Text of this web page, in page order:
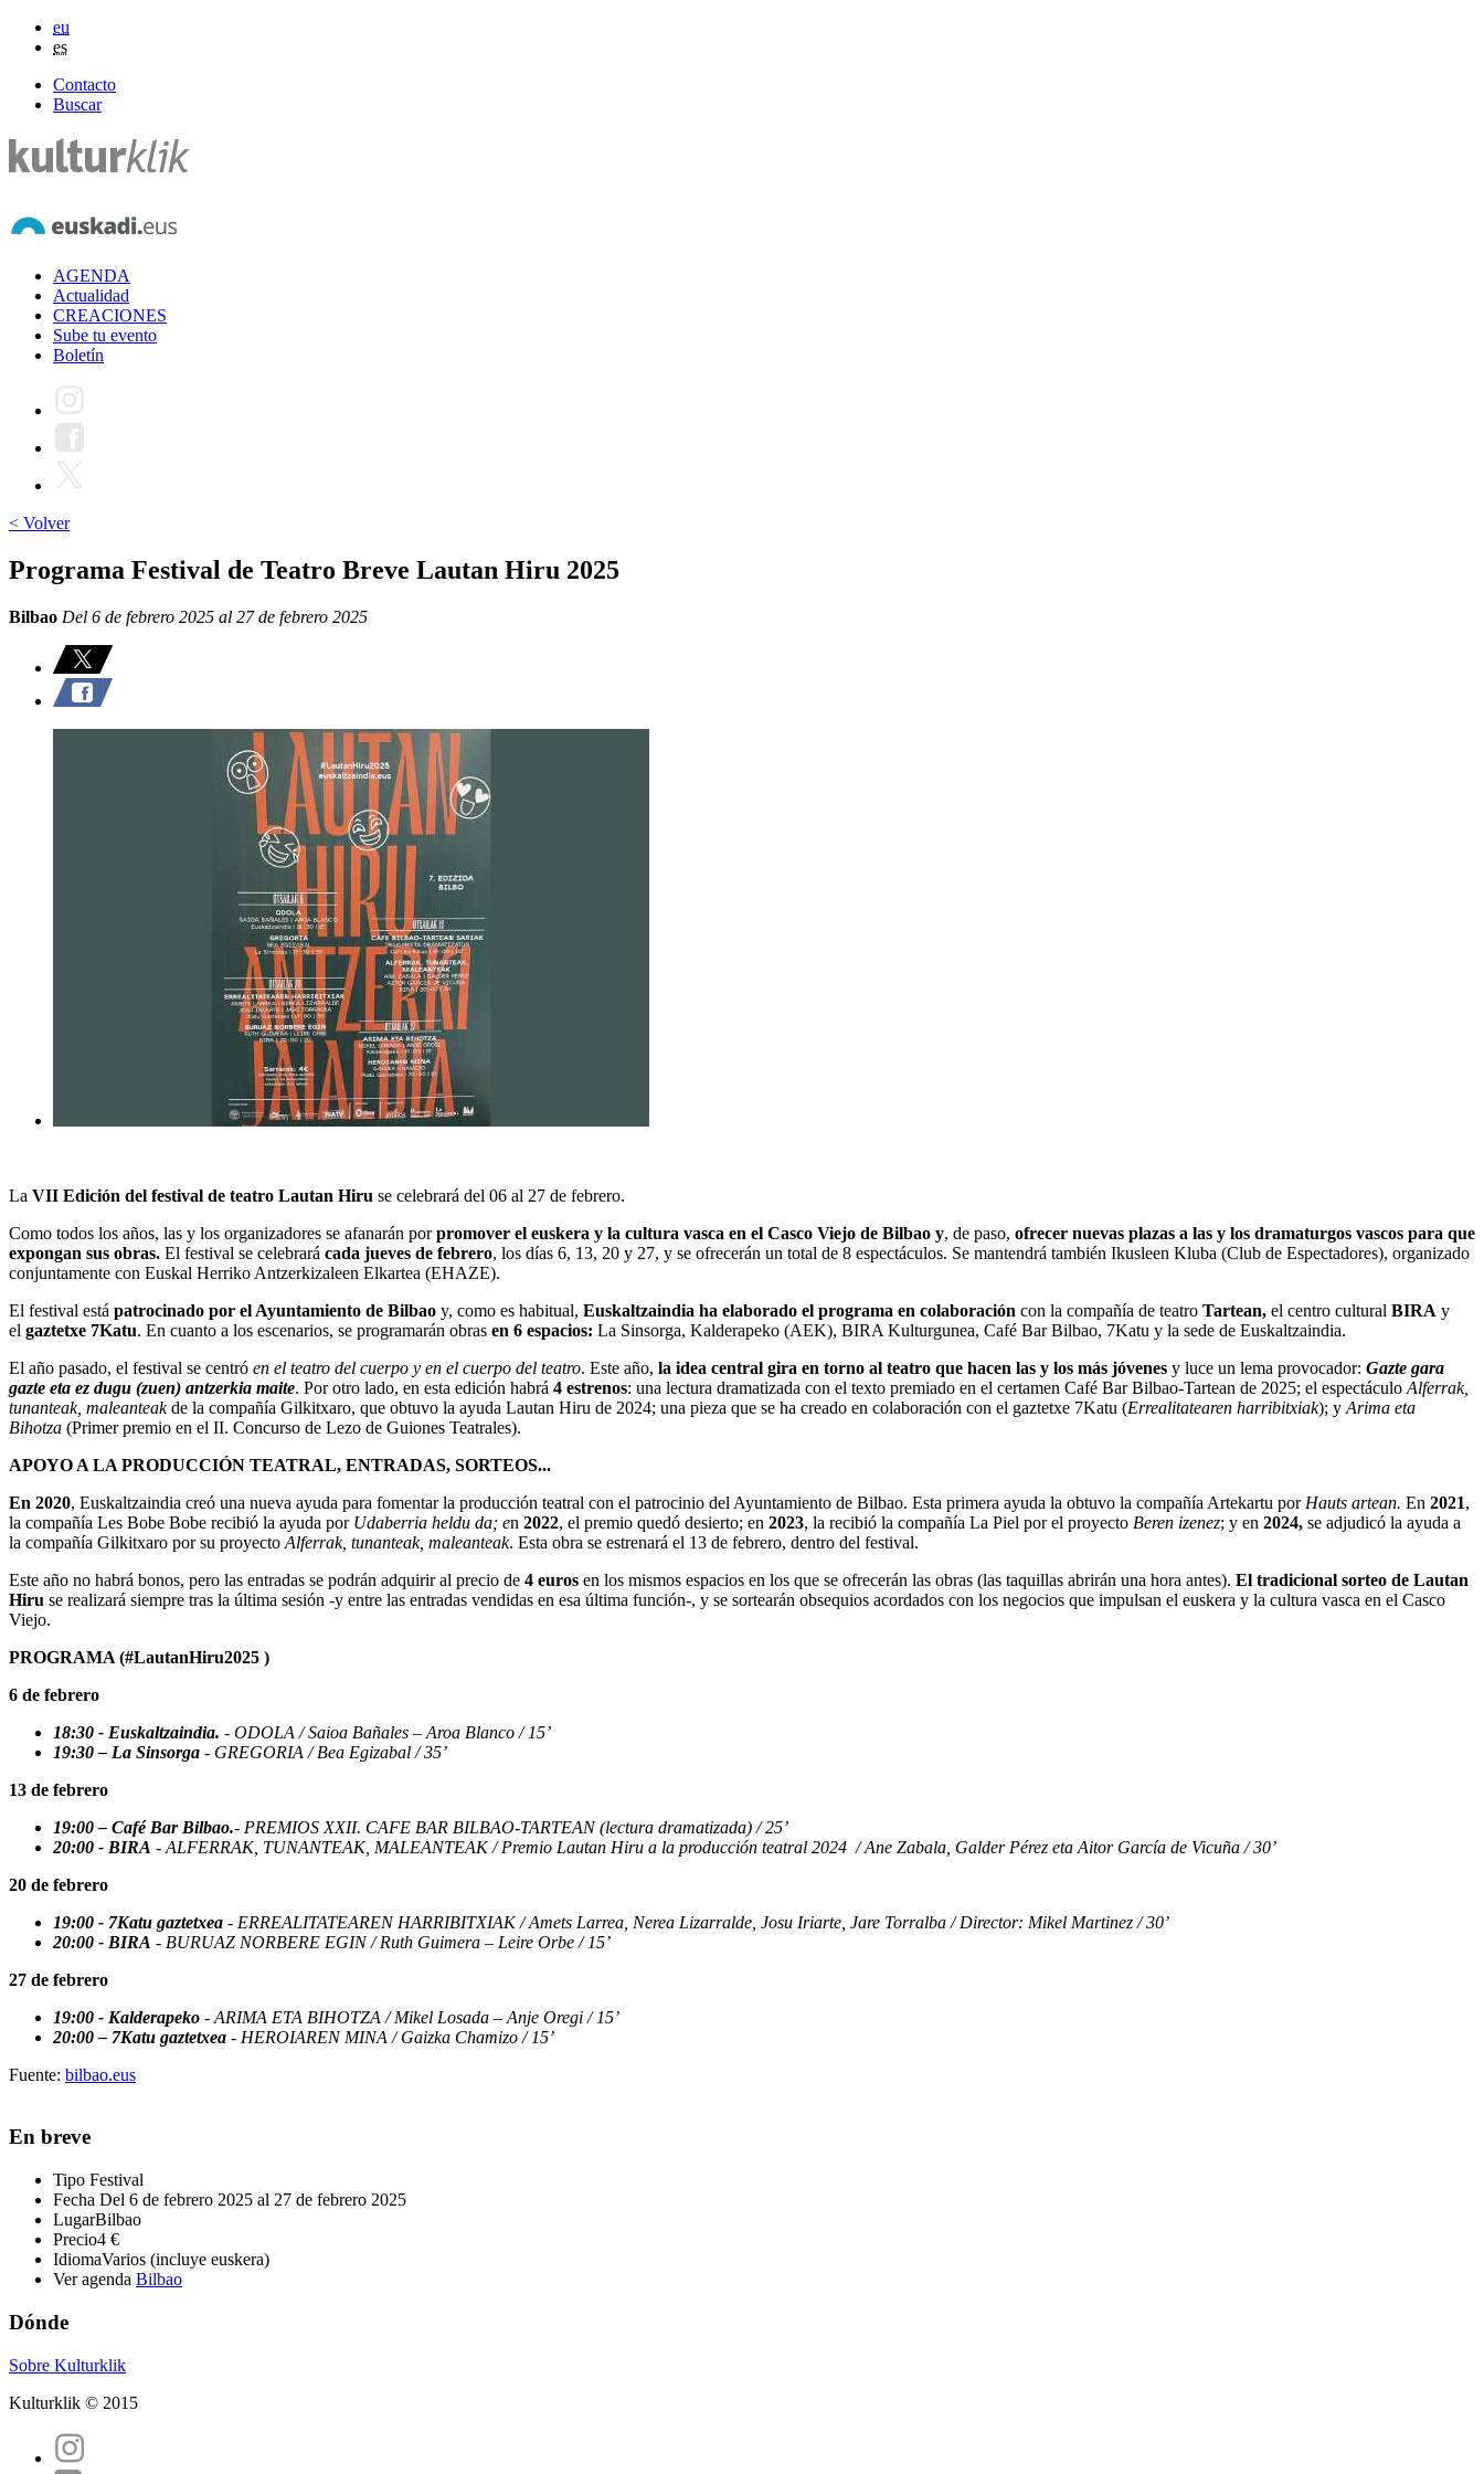
eu
es
Contacto
Buscar
AGENDA
Actualidad
CREACIONES
Sube tu evento
Boletín
< Volver
Programa Festival de Teatro Breve Lautan Hiru 2025
Bilbao Del 6 de febrero 2025 al 27 de febrero 2025
La VII Edición del festival de teatro Lautan Hiru se celebrará del 06 al 27 de febrero.
Como todos los años, las y los organizadores se afanarán porpromover el euskera y la cultura vasca en el Casco Viejo de Bilbao y, de paso, ofrecer nuevas plazas a las y los dramaturgos vascos para que
expongan sus obras. El festival se celebrará cada jueves de febrero, los días 6, 13, 20 y 27, y se ofrecerán un total de 8 espectáculos. Se mantendrá también Ikusleen Kluba (Club de Espectadores), organizado
conjuntamente con Euskal Herriko Antzerkizaleen Elkartea (EHAZE).
El festival está patrocinado por el Ayuntamiento de Bilbao y, como es habitual, Euskaltzaindia ha elaborado el programa en colaboración con la compañía de teatro Tartean, el centro cultural BIRA y
el gaztetxe 7Katu. En cuanto a los escenarios, se programarán obras en 6 espacios: La Sinsorga, Kalderapeko (AEK), BIRA Kulturgunea, Café Bar Bilbao, 7Katu y la sede de Euskaltzaindia.
El año pasado, el festival se centró en el teatro del cuerpo y en el cuerpo del teatro. Este año, la idea central gira en torno al teatro que hacen las y los más jóvenes y luce un lema provocador: Gazte gara
gazte eta ez dugu (zuen) antzerkia maite. Por otro lado, en esta edición habrá 4 estrenos: una lectura dramatizada con el texto premiado en el certamen Café Bar Bilbao-Tartean de 2025; el espectáculo Alferrak,
tunanteak, maleanteakde la compañía Gilkitxaro, que obtuvo la ayuda Lautan Hiru de 2024; una pieza que se ha creado en colaboración con el gaztetxe 7Katu (Errealitatearen harribitxiak); y Arima eta
Bihotza (Primer premio en el II. Concurso de Lezo de Guiones Teatrales).
APOYO A LA PRODUCCIÓN TEATRAL, ENTRADAS, SORTEOS...
En 2020, Euskaltzaindia creó una nueva ayuda para fomentar la producción teatral con el patrocinio del Ayuntamiento de Bilbao. Esta primera ayuda la obtuvo la compañía Artekartu por Hauts artean. En 2021,
la compañía Les Bobe Bobe recibió la ayuda por Udaberria heldu da; en 2022, el premio quedó desierto; en 2023, la recibió la compañía La Piel por el proyecto Beren izenez; y en 2024, se adjudicó la ayuda a
la compañía Gilkitxaro por su proyecto Alferrak, tunanteak, maleanteak. Esta obra se estrenará el 13 de febrero, dentro del festival.
Este año no habrá bonos, pero las entradas se podrán adquirir al precio de 4 euros en los mismos espacios en los que se ofrecerán las obras (las taquillas abrirán una hora antes). El tradicional sorteo de Lautan
Hiru se realizará siempre tras la última sesión -y entre las entradas vendidas en esa última función-, y se sortearán obsequios acordados con los negocios que impulsan el euskera y la cultura vasca en el Casco
Viejo.
PROGRAMA (#LautanHiru2025 )
6 de febrero
18:30 - Euskaltzaindia. - ODOLA / Saioa Bañales – Aroa Blanco / 15’
19:30 – La Sinsorga - GREGORIA / Bea Egizabal / 35’
13 de febrero
19:00 – Café Bar Bilbao.- PREMIOS XXII. CAFE BAR BILBAO-TARTEAN (lectura dramatizada) / 25’
20:00 - BIRA - ALFERRAK, TUNANTEAK, MALEANTEAK / Premio Lautan Hiru a la producción teatral 2024 / Ane Zabala, Galder Pérez eta Aitor García de Vicuña / 30’
20 de febrero
19:00 - 7Katu gaztetxea - ERREALITATEAREN HARRIBITXIAK / Amets Larrea, Nerea Lizarralde, Josu Iriarte, Jare Torralba / Director: Mikel Martinez / 30’
20:00 - BIRA - BURUAZ NORBERE EGIN / Ruth Guimera – Leire Orbe / 15’
27 de febrero
19:00 - Kalderapeko - ARIMA ETA BIHOTZA / Mikel Losada – Anje Oregi / 15’
20:00 – 7Katu gaztetxea - HEROIAREN MINA / Gaizka Chamizo / 15’
Fuente: bilbao.eus
En breve
Tipo Festival
Fecha Del 6 de febrero 2025 al 27 de febrero 2025
LugarBilbao
Precio4 €
IdiomaVarios (incluye euskera)
Ver agenda Bilbao
Dónde
Sobre Kulturklik
Kulturklik © 2015